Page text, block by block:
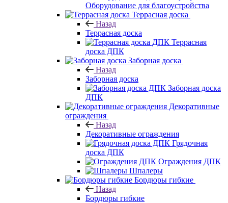
Оборудование для благоустройства
Террасная доска
Назад
Террасная доска
Террасная
доска ДПК
Заборная доска
Назад
Заборная доска
Заборная доска
ДПК
Декоративные
ограждения
Назад
Декоративные ограждения
Грядочная
доска ДПК
Ограждения ДПК
Шпалеры
Бордюры гибкие
Назад
Бордюры гибкие